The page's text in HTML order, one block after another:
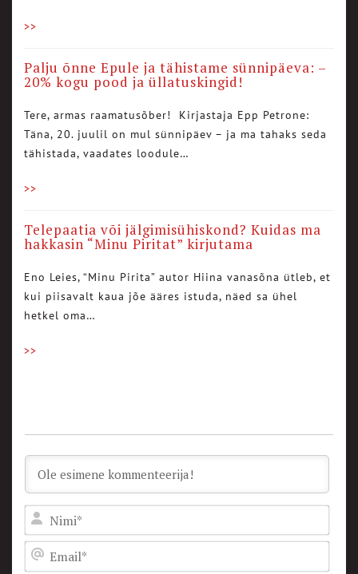
>>
Palju õnne Epule ja tähistame sünnipäeva: –
20% kogu pood ja üllatuskingid!
Tere, armas raamatusõber! Kirjastaja Epp Petrone:
Täna, 20. juulil on mul sünnipäev – ja ma tahaks seda
tähistada, vaadates loodule…
>>
Telepaatia või jälgimisühiskond? Kuidas ma
hakkasin “Minu Piritat” kirjutama
Eno Leies, “Minu Pirita” autor Hiina vanasõna ütleb, et
kui piisavalt kaua jõe ääres istuda, näed sa ühel
hetkel oma…
>>